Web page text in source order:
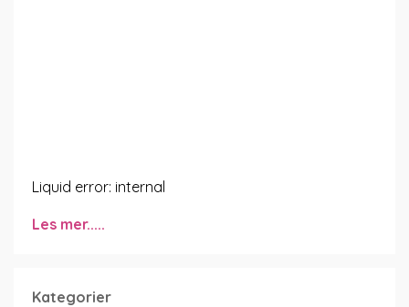
Liquid error: internal
Les mer.....
Kategorier